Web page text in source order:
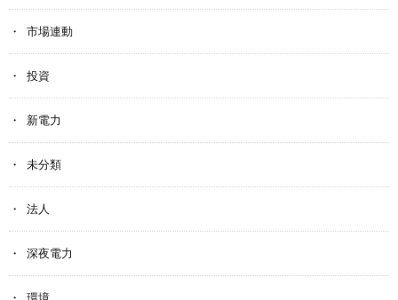
市場連動
投資
新電力
未分類
法人
深夜電力